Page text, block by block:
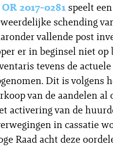
OR 2017-0281speelt
schending
vallende post
er in beginsel niet op
tevens de
Dit is volgens
van de aandelen
activering van de
in cassatie
Raad acht deze